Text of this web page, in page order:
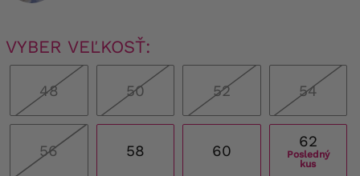
VYBER VEĽKOSŤ:
48 50 52 54
56 58 60
62
Posledný
kus